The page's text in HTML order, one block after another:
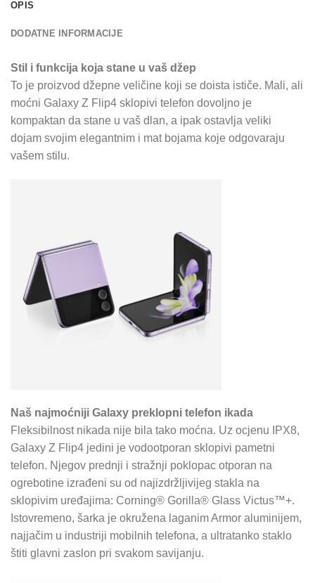
OPIS
DODATNE INFORMACIJE
Stil i funkcija koja stane u vaš džep
To je proizvod džepne veličine koji se doista ističe. Mali, ali
moćni Galaxy Z Flip4 sklopivi telefon dovoljno je
kompaktan da stane u vaš dlan, a ipak ostavlja veliki
dojam svojim elegantnim i mat bojama koje odgovaraju
vašem stilu.
Naš najmoćniji Galaxy preklopni telefon ikada
Fleksibilnost nikada nije bila tako moćna. Uz ocjenu IPX8,
Galaxy Z Flip4 jedini je vodootporan sklopivi pametni
telefon. Njegov prednji i stražnji poklopac otporan na
ogrebotine izrađeni su od najizdržljivijeg stakla na
sklopivim uređajima: Corning® Gorilla® Glass Victus™+.
Istovremeno, šarka je okružena laganim Armor aluminijem,
najjačim u industriji mobilnih telefona, a ultratanko staklo
štiti glavni zaslon pri svakom savijanju.